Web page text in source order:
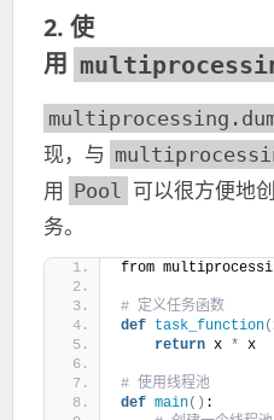
2. 使
用
现，与
用 Pool 可以很方便地
务。
from
# 定义任务函数
def task_function(
return x * x
# 使用线程池
def main() :